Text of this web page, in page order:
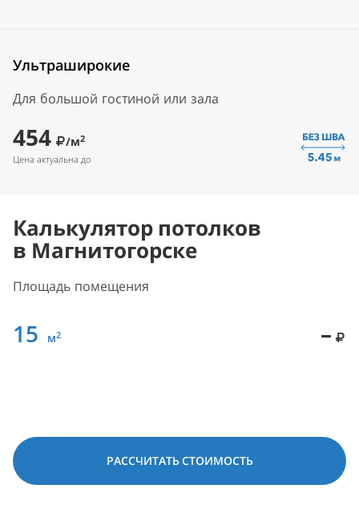
Ультраширокие
Для большой гостиной или зала
454 /м2
Цена актуальна до
Калькулятор потолков
в Магнитогорске
Площадь помещения
15 м2 –
РАССЧИТАТЬ СТОИМОСТЬ